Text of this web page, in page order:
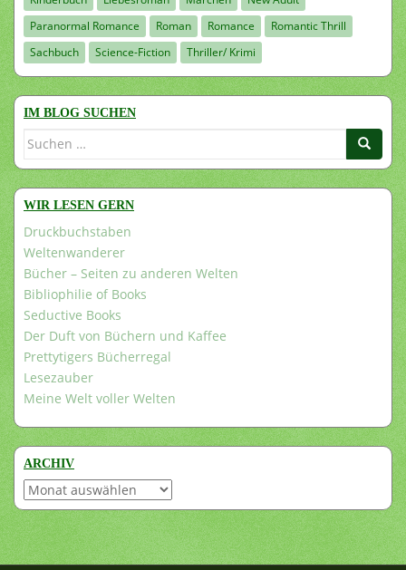
Paranormal Romance
Roman Romance
Romantic Thrill
Sachbuch
Science-Fiction Thriller/ Krimi
IM BLOG SUCHEN
Suchen
WIR LESEN GERN
Druckbuchstaben
Weltenwanderer
Bücher – Seiten zu anderen Welten
Bibliophilie of Books
Seductive Books
Der Duft von Büchern und Kaffee
Prettytigers Bücherregal
Lesezauber
Meine Welt voller Welten
ARCHIV
Archiv